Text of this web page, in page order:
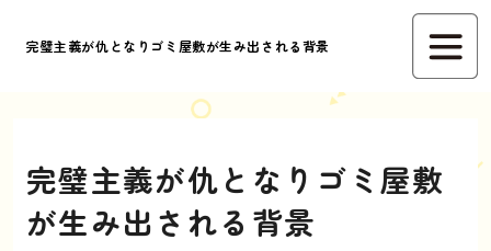
完璧主義が仇となりゴミ屋敷が生み出される背景
完璧主義が仇となりゴミ屋敷
が生み出される背景